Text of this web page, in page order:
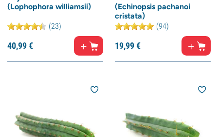
(Lophophora williamsii)
(23)
40,99€
(Echinopsis pachanoi
cristata)
(94)
19,99€